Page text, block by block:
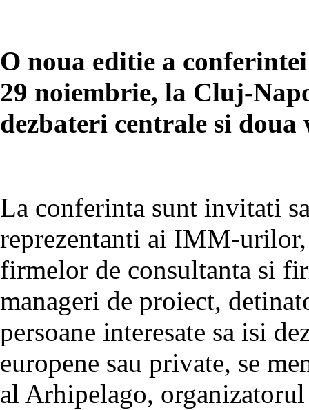
O noua editie a
29 noiembrie, la Cluj-
dezbateri centrale si
La conferinta sunt invitati
reprezentanti ai IMM-
firmelor de consultanta si
manageri de proiect,
persoane interesate sa isi
europene sau private, se
al Arhipelago,